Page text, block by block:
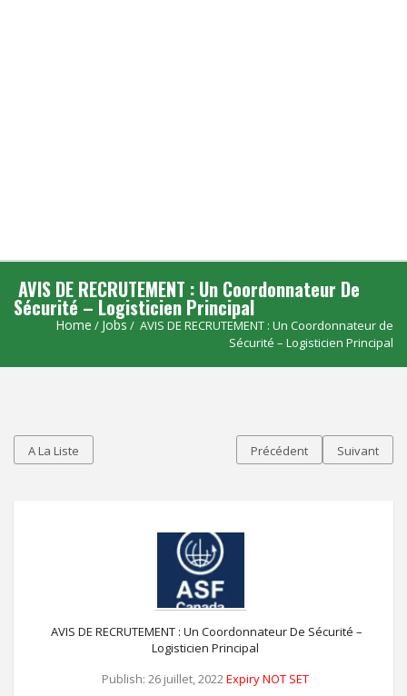
AVIS DE RECRUTEMENT : Un Coordonnateur De
Sécurité – Logisticien Principal
Home / Jobs / AVIS DE RECRUTEMENT : Un Coordonnateur de
Sécurité – Logisticien Principal
A La Liste Précédent Suivant
AVIS DE RECRUTEMENT : Un Coordonnateur De Sécurité –
Logisticien Principal
Publish: 26 juillet, 2022 Expiry NOT SET